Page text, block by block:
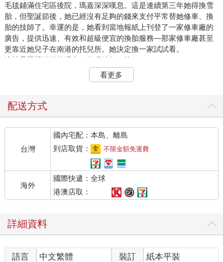
毛毯鋪滿住宅區後院，瑪嘉深深嘆息。這是連續第三年她得換雪
胎，但聖誕節後，她已經沒有足夠的錢來支付平常替她修車、換
胎的技師了。幸運的是，她看到當地報紙上刊登了一家修車廠的
廣告，提供迅速、有效和超級便宜的換胎服務—那家修車廠甚至
更靠近她兒子在南港的托兒所。她決定換一家試試看。
這就是單親媽媽的現實，妳得精打細算。
那家店叫「奧維．懷德修車廠」，也做車身噴漆。老闆渾身散發
男性魅力，活脫脫就像那種從小就把強壯的手臂埋在汽車引擎裡
瑪嘉鬆了一大口氣，事情會順利的。
用手電筒照著用千斤頂舉起來的車底。
「幾小時就能換好。我們有點忙，妳應該看得出來。」
不到四十五分鐘，她接到電話。當時她正在工作。
又快，服務又好。當她聽到修車廠男人的聲音時想著，但她的微
笑馬上消失。
「這可能會很複雜，」他說，「我們發現妳夏季輪胎的後輪磨損
不均，所以猜想懸吊系統可能有問題。但真正的問題是妳的後軸
殼，或後軸，有些人這樣叫它。這樣的話情況就整個不一樣
瑪嘉握緊話筒。「後軸？所以你能把它焊接好吧，對不對？」
他的聲音聽起來很嚴肅。「我們會再看看，但妳最好不要抱太大
希望，因為它侵蝕得很厲害，可能需要整個換掉。」
瑪嘉深吸口氣，她甚至不敢想會有多貴。
看更多
配送方式
台灣
國內宅配：本島、離島
到店取貨：
不限金額免運費
海外
國際快遞：全球
港澳店取：
詳細資料
語言 中文繁體 裝訂
紙本平裝